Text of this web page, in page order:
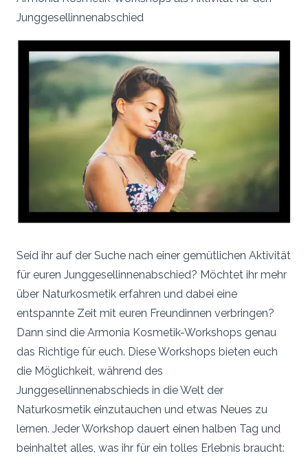
Junggesellinnenabschied
Seid ihr auf der Suche nach einer gemütlichen Aktivität
für euren Junggesellinnenabschied? Möchtet ihr mehr
über Naturkosmetik erfahren und dabei eine
entspannte Zeit mit euren Freundinnen verbringen?
Dann sind die Armonia Kosmetik-Workshops genau
das Richtige für euch. Diese Workshops bieten euch
die Möglichkeit, während des
Junggesellinnenabschieds in die Welt der
Naturkosmetik einzutauchen und etwas Neues zu
lernen. Jeder Workshop dauert einen halben Tag und
beinhaltet alles, was ihr für ein tolles Erlebnis braucht: